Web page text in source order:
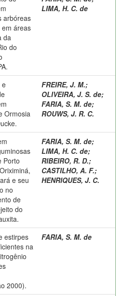
arbóreas
áreas
da
do
LIMA, H. C. de
e
Ormosia
FREIRE, J. M.;
OLIVEIRA, J. S. de;
FARIA, S. M. de;
ROUWS, J. R. C.
Porto
e seu
no
de
do
FARIA, S. M. de;
LIMA, H. C. de;
RIBEIRO, R. D.;
CASTILHO, A. F.;
HENRIQUES, J. C.
estirpes
na
2000).
FARIA, S. M. de